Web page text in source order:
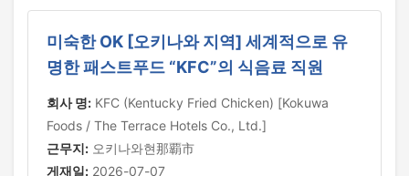
미숙한 OK [오키나와 지역] 세계적으로 유
명한 패스트푸드 “KFC”의 식음료 직원
회사 명: KFC (Kentucky Fried Chicken) [Kokuwa
Foods / The Terrace Hotels Co., Ltd.]
근무지: 오키나와현那覇市
게재일: 2026-07-07